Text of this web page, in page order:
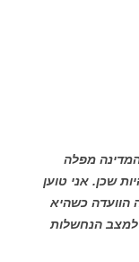
מפלה
שכן. אני טוען
הוועדה כשהיא
למצב הנחשלות